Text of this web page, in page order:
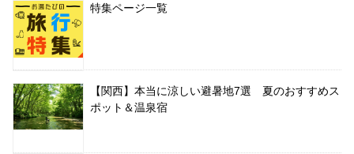
特集ページ一覧
【関西】本当に涼しい避暑地7選 夏のおすすめス
ポット＆温泉宿